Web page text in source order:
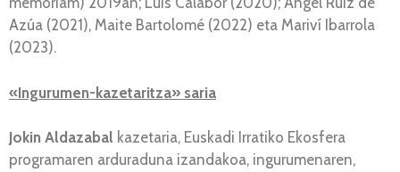
Azúa (2021), Maite Bartolomé (2022) eta Mariví Ibarrola
(2023).
«Ingurumen-kazetaritza» saria
Jokin Aldazabal kazetaria, Euskadi Irratiko Ekosfera
programaren arduraduna izandakoa, ingurumenaren,